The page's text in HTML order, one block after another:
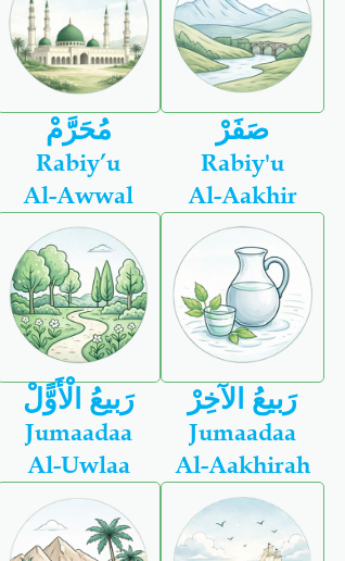
مُحَرَّمْ صَفَرْ
Rabiy’u
Al-Awwal
رَبيعُ الْأَوًّلْ
Rabiy'u
Al-Aakhir
رَبيعُ الآخِرْ
Jumaadaa
Al-Uwlaa
Jumaadaa
Al-Aakhirah